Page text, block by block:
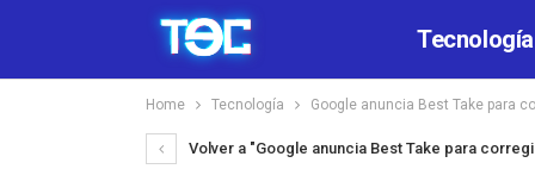
Tecnología
Home Tecnología Google anuncia Best Take para
Volver a "Google anuncia Best Take para